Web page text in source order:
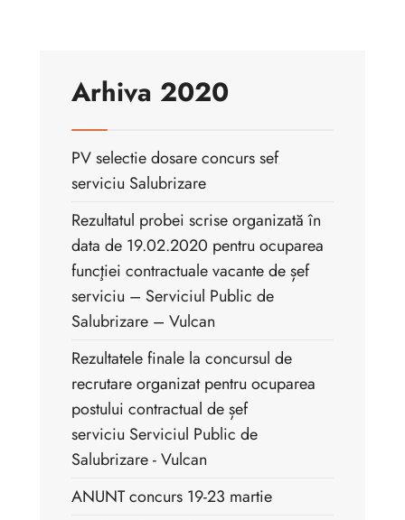
Arhiva 2020
PV selectie dosare concurs sef
serviciu Salubrizare
Rezultatul probei scrise organizată în
data de 19.02.2020 pentru ocuparea
funcţiei contractuale vacante de șef
serviciu – Serviciul Public de
Salubrizare – Vulcan
Rezultatele finale la concursul de
recrutare organizat pentru ocuparea
postului contractual de șef
serviciu Serviciul Public de
Salubrizare - Vulcan
ANUNT concurs 19-23 martie